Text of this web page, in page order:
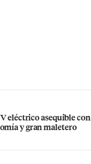
eléctrico asequible con
y gran maletero